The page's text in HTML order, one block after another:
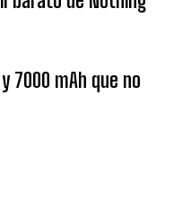
7000 mAh que no